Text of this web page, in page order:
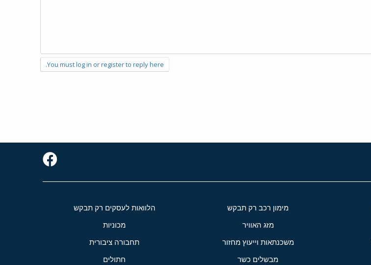
You must log in or register to reply here.
מימון רכב רק תבקש הלוואות לעסקים רק תבקש
מזג האוויר מכוניות
משכנתאות וייעוץ מחזור תחבורה ציבורית
מבשלים כשר חתולים